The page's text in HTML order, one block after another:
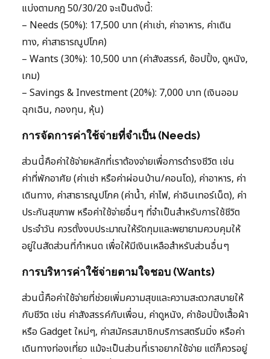
แบ่งตามกฎ 50/30/20 จะเป็นดังนี้:
– Needs (50%): 17,500 บาท (ค่าเช่า, ค่าอาหาร, ค่าเดิน
ทาง, ค่าสาธารณูปโภค)
– Wants (30%): 10,500 บาท (ค่าสังสรรค์, ช้อปปิ้ง, ดูหนัง,
เกม)
– Savings & Investment (20%): 7,000 บาท (เงินออม
ฉุกเฉิน, กองทุน, หุ้น)
การจัดการค่าใช้จ่ายที่จำเป็น (Needs)
ส่วนนี้คือค่าใช้จ่ายหลักที่เราต้องจ่ายเพื่อการดำรงชีวิต เช่น
ค่าที่พักอาศัย (ค่าเช่า หรือค่าผ่อนบ้าน/คอนโด), ค่าอาหาร, ค่า
เดินทาง, ค่าสาธารณูปโภค (ค่าน้ำ, ค่าไฟ, ค่าอินเทอร์เน็ต), ค่า
ประกันสุขภาพ หรือค่าใช้จ่ายอื่นๆ ที่จำเป็นสำหรับการใช้ชีวิต
ประจำวัน ควรตั้งงบประมาณให้รัดกุมและพยายามควบคุมให้
อยู่ในสัดส่วนที่กำหนด เพื่อให้มีเงินเหลือสำหรับส่วนอื่นๆ
การบริหารค่าใช้จ่ายตามใจชอบ (Wants)
ส่วนนี้คือค่าใช้จ่ายที่ช่วยเพิ่มความสุขและความสะดวกสบายให้
กับชีวิต เช่น ค่าสังสรรค์กับเพื่อน, ค่าดูหนัง, ค่าช้อปปิ้งเสื้อผ้า
หรือ Gadget ใหม่ๆ, ค่าสมัครสมาชิกบริการสตรีมมิ่ง หรือค่า
เดินทางท่องเที่ยว แม้จะเป็นส่วนที่เราอยากใช้จ่าย แต่ก็ควรอยู่